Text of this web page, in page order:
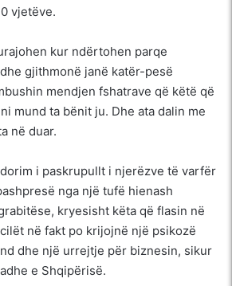
vjetëve.
kur ndërtohen parqe
gjithmonë janë katër-pesë
mendjen fshatrave që këtë që
mund ta bënit ju. Dhe ata dalin me
në duar.
i paskrupullt i njerëzve të varfër
nga një tufë hienash
kryesisht këta që flasin në
në fakt po krijojnë një psikozë
dhe një urrejtje për biznesin, sikur
e Shqipërisë.